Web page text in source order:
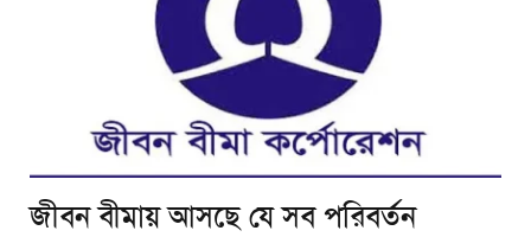
জীবন বীমায় আসছে যে সব পরিবর্তন